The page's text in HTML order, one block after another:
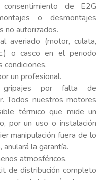
de E2G
o desmontajes
no autorizados.
averiado (motor, culata,
o casco en el periodo
un profesional.
gripajes por falta de
Todos nuestros motores
térmico que mide un
por un uso o instalación
manipulación fuera de lo
la garantía.
atmosféricos.
de distribución completo